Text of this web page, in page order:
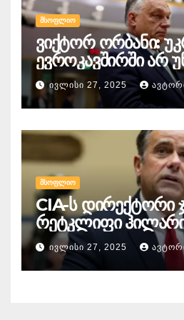
ᲛᲡᲝᲤᲚᲘᲝ
ვიქტორ ორბანი:
ევროკავშირში არ
გაწევრიანდეს,
გამო მთელი
დადგეს
ᲘᲕᲚᲘᲡᲘ 27, 2025
ᲛᲡᲝᲤᲚᲘᲝ
CIA-ს დირექტორი
რეტკლიფი
წინააღმდეგ
დევნაზე საუბრობს
ᲘᲕᲚᲘᲡᲘ 27, 2025